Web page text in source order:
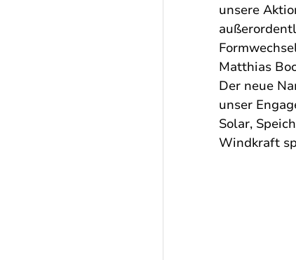
unsere
Matthias
Der neue
unser
Solar,
Windkraft